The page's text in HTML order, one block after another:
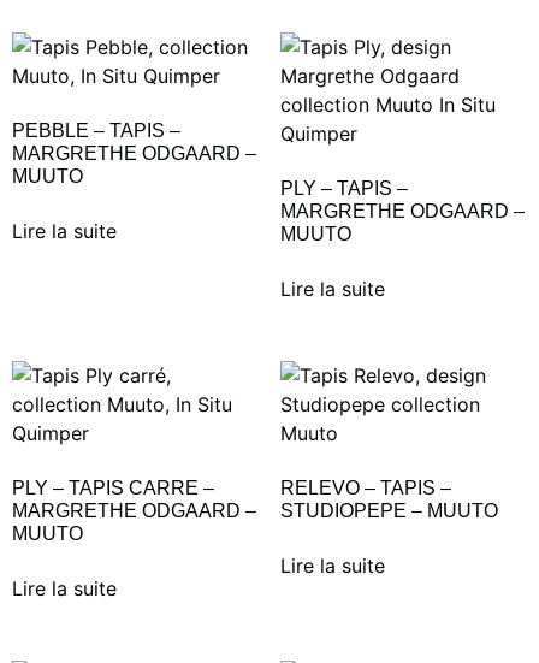
PEBBLE – TAPIS –
MARGRETHE ODGAARD –
MUUTO
Lire la suite
PLY – TAPIS –
MARGRETHE ODGAARD –
MUUTO
Lire la suite
PLY – TAPIS CARRE –
MARGRETHE ODGAARD –
MUUTO
Lire la suite
RELEVO – TAPIS –
STUDIOPEPE – MUUTO
Lire la suite